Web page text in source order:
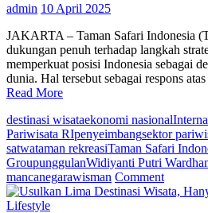
admin 10 April 2025
JAKARTA – Taman Safari Indonesia
dukungan penuh terhadap langkah
memperkuat posisi Indonesia sebagai
dunia. Hal tersebut sebagai respons
Read More
destinasi wisataekonomi nasional
Pariwisata RIpenyeimbangsektor
satwataman rekreasiTaman Safari
GroupunggulanWidiyanti Putri
mancanegarawisman Commenton
Dukung
Lifestyle